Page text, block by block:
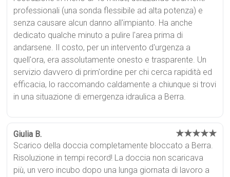
professionali (una sonda flessibile ad alta potenza) e
senza causare alcun danno all'impianto. Ha anche
dedicato qualche minuto a pulire l'area prima di
andarsene. Il costo, per un intervento d'urgenza a
quell'ora, era assolutamente onesto e trasparente. Un
servizio davvero di prim'ordine per chi cerca rapidità ed
efficacia, lo raccomando caldamente a chiunque si trovi
in una situazione di emergenza idraulica a Berra.
Giulia B. ★★★★★
Scarico della doccia completamente bloccato a Berra.
Risoluzione in tempi record! La doccia non scaricava
più, un vero incubo dopo una lunga giornata di lavoro a